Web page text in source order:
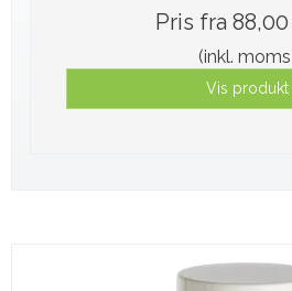
Pris fra
(inkl.
Vis produkt